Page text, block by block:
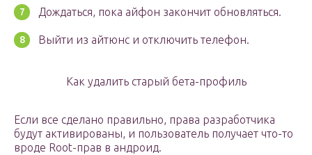
Дождаться, пока айфон закончит обновляться.
Выйти из айтюнс и отключить телефон.
Как удалить старый бета-профиль
Если все сделано правильно, права разработчика
будут активированы, и пользователь получает что-то
вроде Root-прав в андроид.